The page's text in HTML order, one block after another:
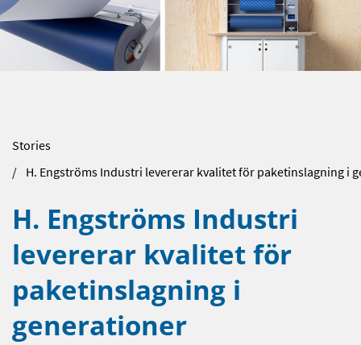
Stories
H. Engströms Industri levererar kvalitet för paketinslagning i
H. Engströms Industri
levererar kvalitet för
paketinslagning i
generationer